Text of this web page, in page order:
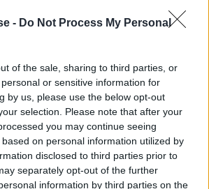
- Do Not Process My Personal
of the sale, sharing to third parties, or
or sensitive information for
by us, please use the below opt-out
selection. Please note that after your
you may continue seeing
on personal information utilized by
disclosed to third parties prior to
separately opt-out of the further
information by third parties on the